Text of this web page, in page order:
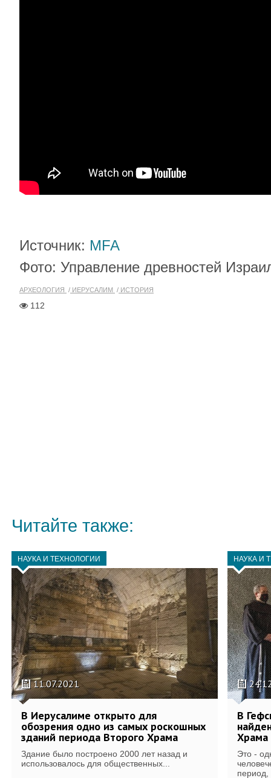
Источник: MFA
Фото: Управление древностей
АРХЕОЛОГИЯ ИЕРУСАЛИМ ИСТОРИЯ
112
Читайте также:
НАУКА И ТЕХНОЛОГИИ
11.07.2021
В Иерусалиме открыто для
обозрения одно из самых роскошных
зданий периода Второго Храма
Здание было построено 2000 лет назад и
использовалось для общественных...
НАУКА И
В
Храма
Это -
период,